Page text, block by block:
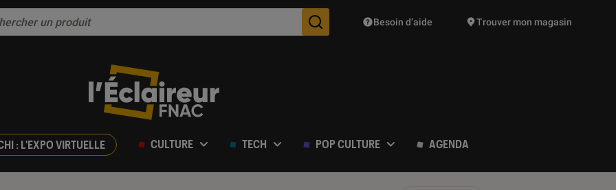
Des suggestions de produits vont vous être proposées
Besoin d’aide Trouver mon magasin
: L'EXPO VIRTUELLE CULTURE TECH POP CULTURE AGENDA